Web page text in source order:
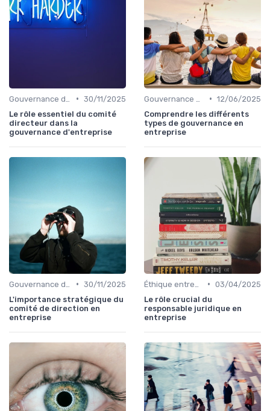
• 30/11/2025
Le rôle essentiel du comité
directeur dans la
gouvernance d'entreprise
• 12/06/2025
Comprendre les différents
types de gouvernance en
entreprise
• 30/11/2025
L'importance stratégique du
comité de direction en
entreprise
• 03/04/2025
Le rôle crucial du
responsable juridique en
entreprise